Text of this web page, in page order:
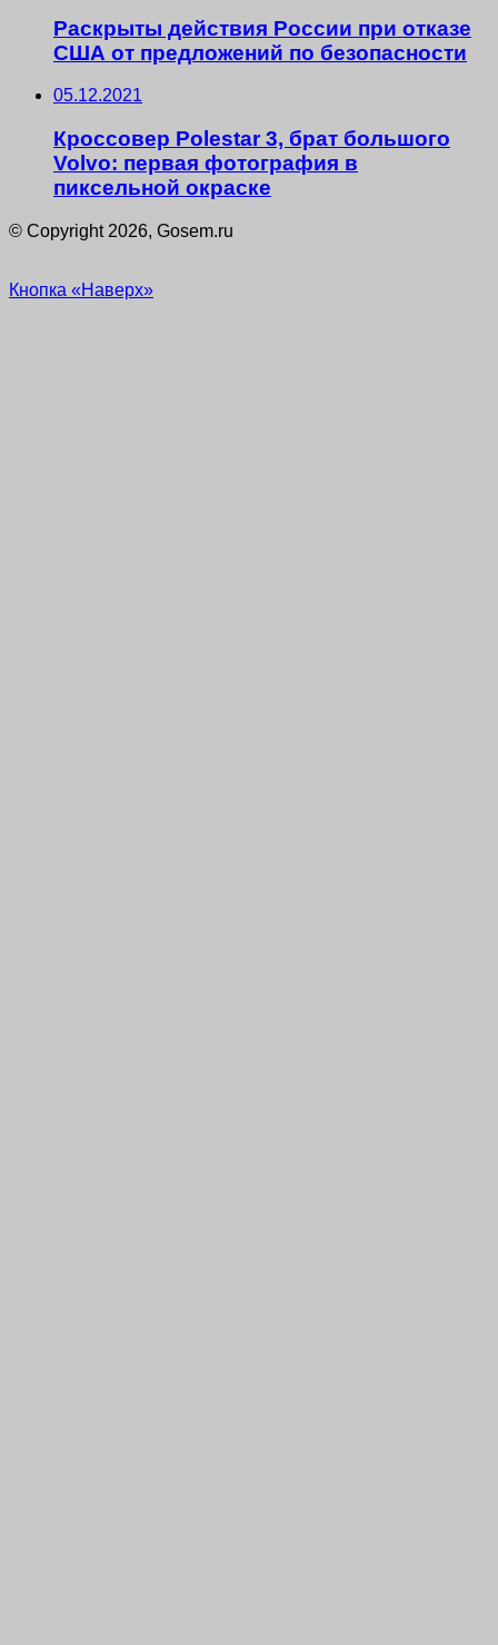
Раскрыты действия России при отказе
США от предложений по безопасности
05.12.2021
Кроссовер Polestar 3, брат большого
Volvo: первая фотография в
пиксельной окраске
© Copyright 2026, Gosem.ru
Кнопка «Наверх»